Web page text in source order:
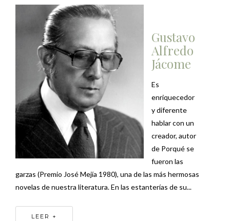
Gustavo
Alfredo
Jácome
Es
enriquecedor
y diferente
hablar con un
creador, autor
de Porqué se
fueron las
garzas (Premio José Mejía 1980), una de las más hermosas
novelas de nuestra literatura. En las estanterías de su...
LEER +